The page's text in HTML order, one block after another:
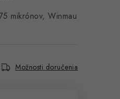
mikrónov, Winmau
Možnosti doručenia